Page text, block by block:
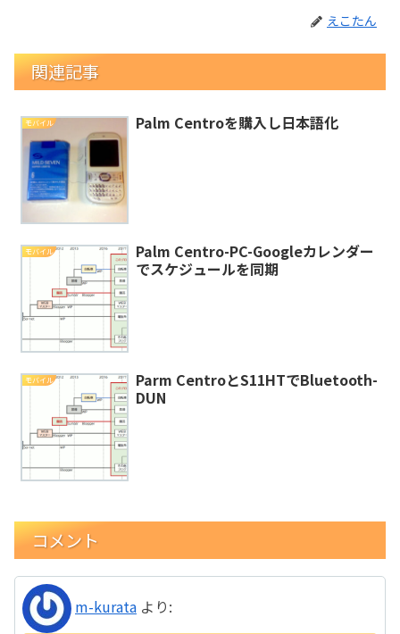
えこたん
関連記事
モバイル Palm Centroを購入し日本語化
モバイル
Palm Centro-PC-Googleカレンダー
でスケジュールを同期
モバイル
Parm CentroとS11HTでBluetooth-
DUN
コメント
m-kurata より: